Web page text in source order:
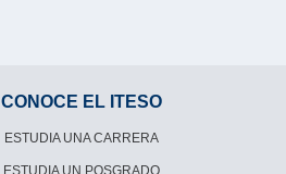
CONOCE EL ITESO
ESTUDIA UNA CARRERA
ESTUDIA UN POSGRADO